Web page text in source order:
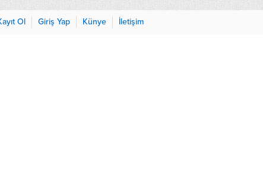
Ol Giriş Yap Künye İletişim